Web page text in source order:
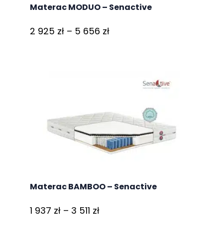
Materac MODUO – Senactive
2 925 zł – 5 656 złZakres
5
656 zł
Materac BAMBOO – Senactive
1 937 zł – 3 511 złZakres